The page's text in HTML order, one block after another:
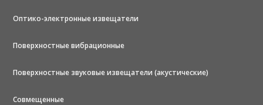
Оптико-электронные извещатели
Поверхностные вибрационные
Поверхностные звуковые извещатели (акустические)
Совмещенные